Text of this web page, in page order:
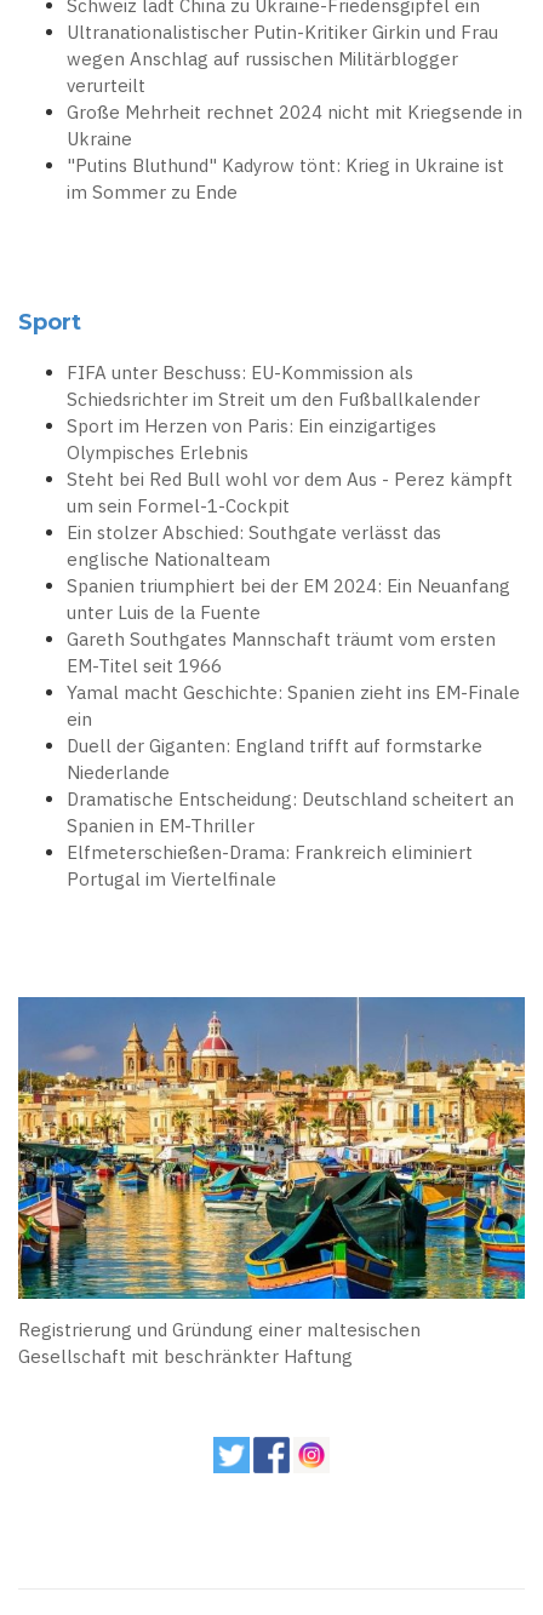
Schweiz lädt China zu Ukraine-Friedensgipfel ein
Ultranationalistischer Putin-Kritiker Girkin und Frau
wegen Anschlag auf russischen Militärblogger
verurteilt
Große Mehrheit rechnet 2024 nicht mit Kriegsende in
Ukraine
"Putins Bluthund" Kadyrow tönt: Krieg in Ukraine ist
im Sommer zu Ende
Sport
FIFA unter Beschuss: EU-Kommission als
Schiedsrichter im Streit um den Fußballkalender
Sport im Herzen von Paris: Ein einzigartiges
Olympisches Erlebnis
Steht bei Red Bull wohl vor dem Aus - Perez kämpft
um sein Formel-1-Cockpit
Ein stolzer Abschied: Southgate verlässt das
englische Nationalteam
Spanien triumphiert bei der EM 2024: Ein Neuanfang
unter Luis de la Fuente
Gareth Southgates Mannschaft träumt vom ersten
EM-Titel seit 1966
Yamal macht Geschichte: Spanien zieht ins EM-Finale
ein
Duell der Giganten: England trifft auf formstarke
Niederlande
Dramatische Entscheidung: Deutschland scheitert an
Spanien in EM-Thriller
Elfmeterschießen-Drama: Frankreich eliminiert
Portugal im Viertelfinale
Registrierung und Gründung einer maltesischen
Gesellschaft mit beschränkter Haftung